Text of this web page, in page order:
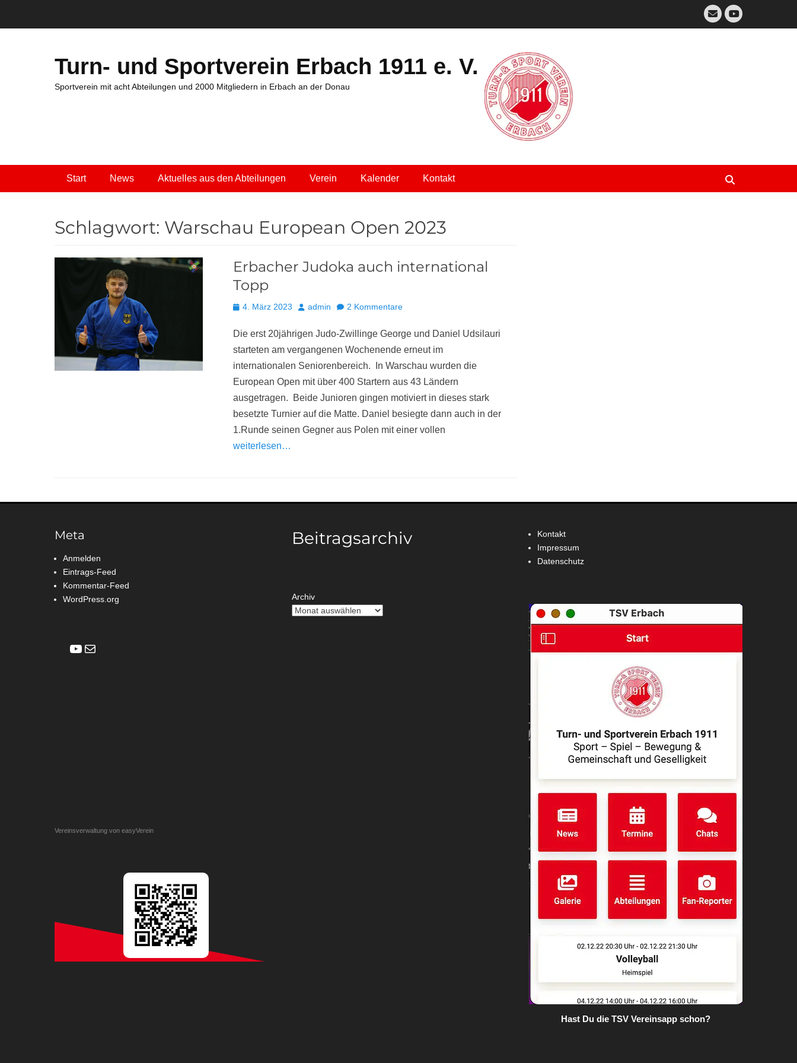
E-
MailYouTube
Turn- und Sportverein Erbach 1911 e. V.
Sportverein mit acht Abteilungen und 2000 Mitgliedern in Erbach an der Donau
Primäres Menü
Start News Aktuelles aus den Abteilungen Verein Kalender Kontakt
Schlagwort: Warschau European Open 2023
Erbacher Judoka auch international
Topp
Posted
4. März 2023 Autoradmin 2 Kommentare
Die erst 20jährigen Judo-Zwillinge George und Daniel Udsilauri
starteten am vergangenen Wochenende erneut im
internationalen Seniorenbereich. In Warschau wurden die
European Open mit über 400 Startern aus 43 Ländern
ausgetragen. Beide Junioren gingen motiviert in dieses stark
besetzte Turnier auf die Matte. Daniel besiegte dann auch in der
1.Runde seinen Gegner aus Polen mit einer vollen
weiterlesen…
Meta
Anmelden
Eintrags-Feed
Kommentar-Feed
WordPress.org
YouTube
E-Mail
Vereinsverwaltung von easyVerein
Beitragsarchiv
Archiv
Kontakt
Impressum
Datenschutz
Hast Du die TSV Vereinsapp schon?